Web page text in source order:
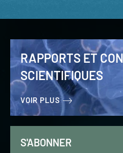
RAPPORTS ET
SCIENTIFIQUES
VOIR PLUS
S'ABONNER